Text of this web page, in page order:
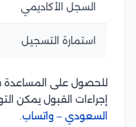
السجل الأكاديمي
استمارة التسجيل
للحصول على المساعدة
إجراءات القبول يمكن
السعودي – واتساب